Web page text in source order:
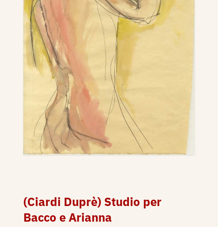
(Ciardi Duprè) Studio per
Bacco e Arianna